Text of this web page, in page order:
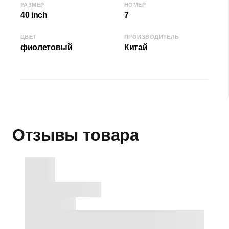
РАЗМЕР
40 inch
НОМЕР
7
ЦВЕТ
фиолетовый
ПРОИЗВОДИТЕЛЬ
Китай
Отзывы товара